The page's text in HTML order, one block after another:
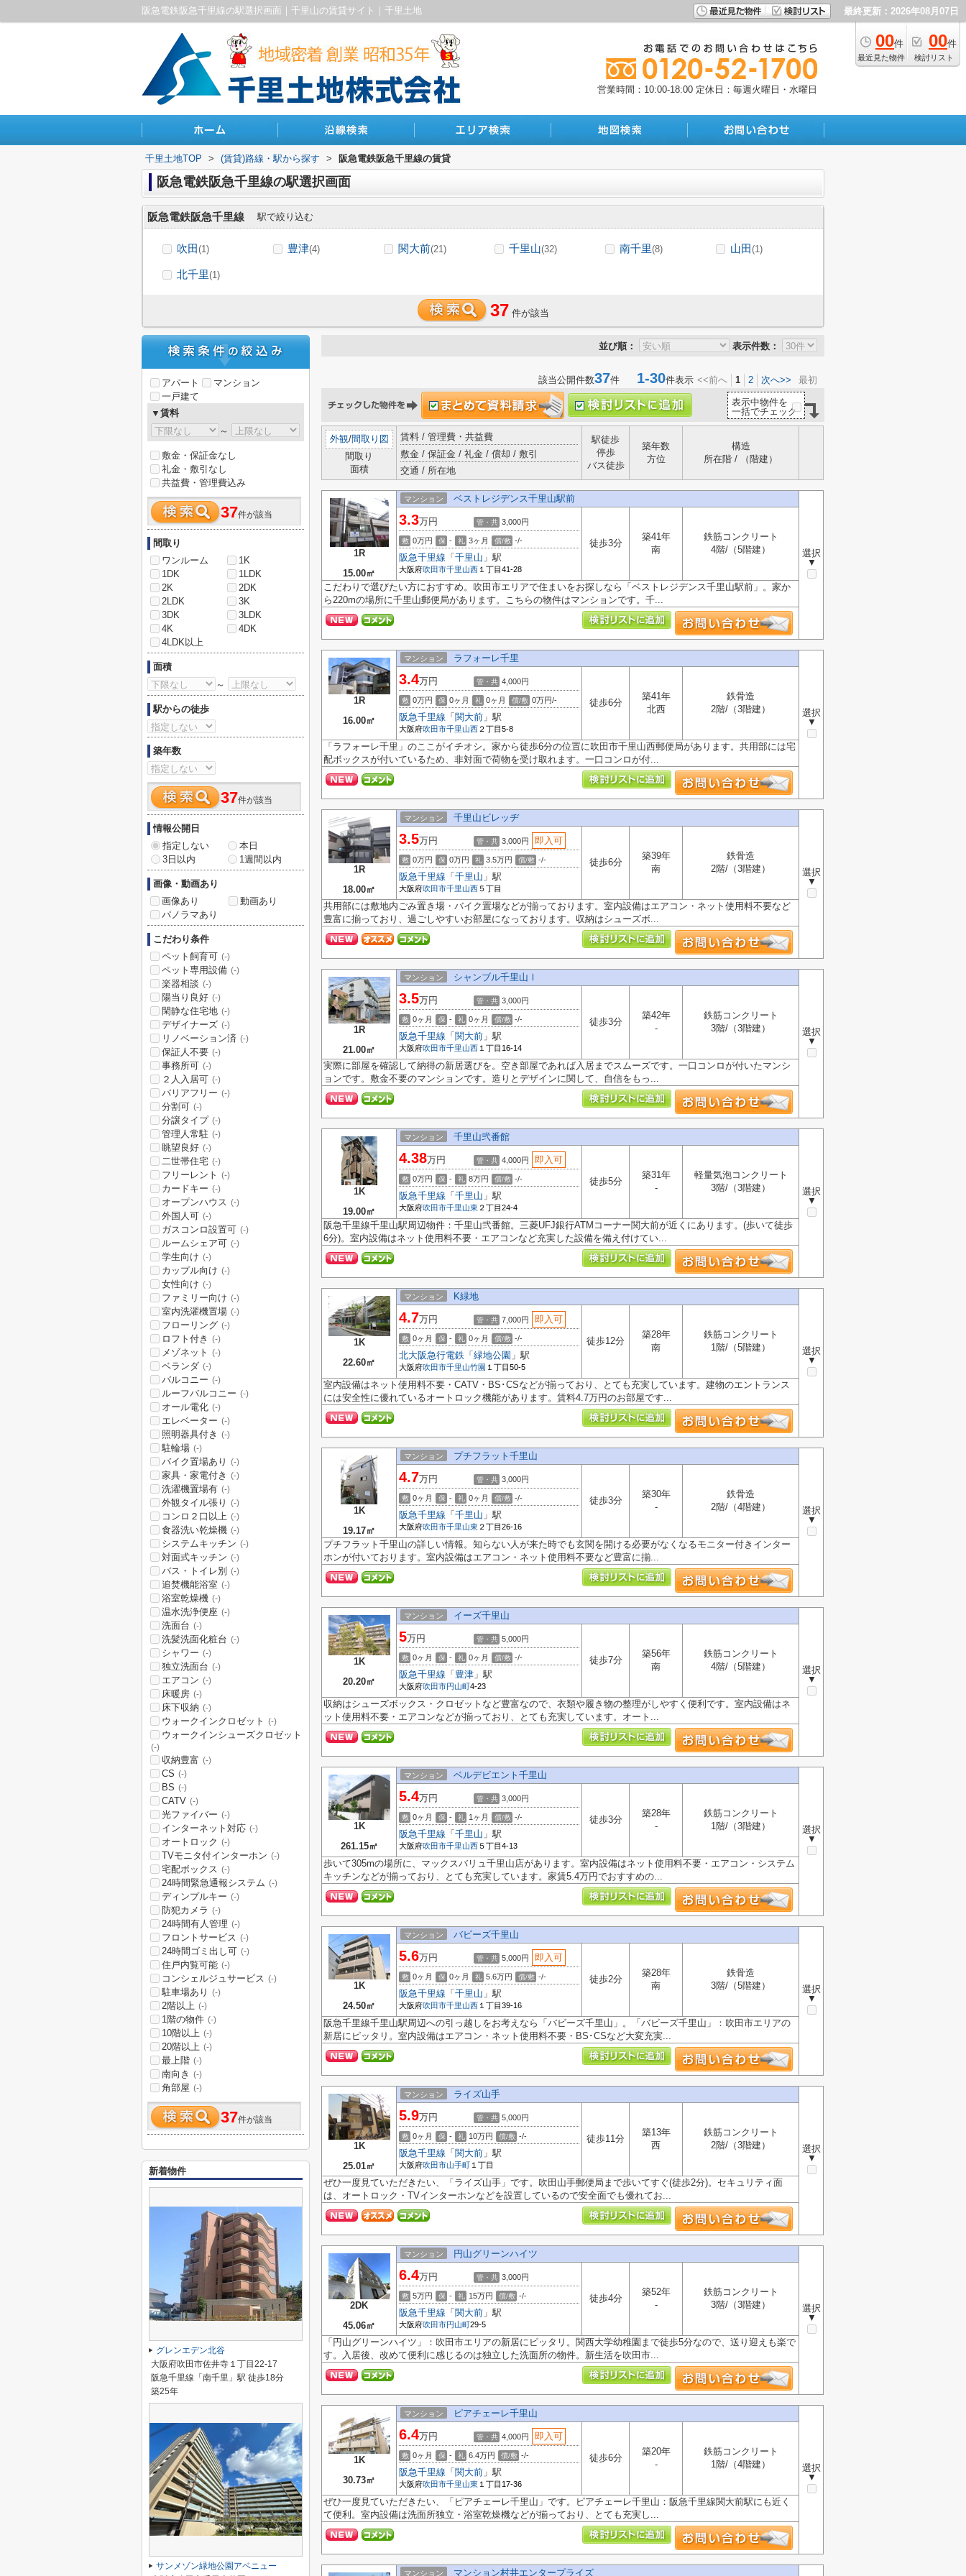
阪急電鉄阪急千里線の駅選択画面｜千里山の賃貸サイト｜千里土地 最終更新：2026年08月07日
00件
最近見た物件
00件
検討リスト
営業時間：10:00-18:00 定休日：毎週火曜日・水曜日
千里土地TOP > (賃貸)路線・駅から探す > 阪急電鉄阪急千里線の賃貸
阪急電鉄阪急千里線の駅選択画面
阪急電鉄阪急千里線 駅で絞り込む
吹田(1) 豊津(4) 関大前(21) 千里山(32) 南千里(8) 山田(1)
北千里(1)
37 件が該当
並び順： 表示件数：
該当公開件数37件 1-30件表示 <<前へ 1 2 次へ>> 最初
表示中物件を
一括でチェック
外観/間取り図
間取り
面積
賃料 / 管理費・共益費
敷金 / 保証金 / 礼金 / 償却 / 敷引
交通 / 所在地
駅徒歩
停歩
バス徒歩
築年数
方位
構造
所在階 / （階建）
1R
15.00㎡
マンション ベストレジデンス千里山駅前
選択
▼
3.3万円 管・共 3,000円
敷 0万円 保 - 礼 3ヶ月 償/敷 -/-
阪急千里線 「 千里山 」駅
大阪府吹田市千里山西 １丁目41-28
徒歩3分
築41年
南
鉄筋コンクリート
4階/（5階建）
こだわりで選びたい方におすすめ。吹田市エリアで住まいをお探しなら「ベストレジデンス千里山駅前」。家か
ら220mの場所に千里山郵便局があります。こちらの物件はマンションです。千...
1R
16.00㎡
マンション ラフォーレ千里
選択
▼
3.4万円 管・共 4,000円
敷 0万円 保 0ヶ月 礼 0ヶ月 償/敷 0万円/-
阪急千里線 「 関大前 」駅
大阪府吹田市千里山西 ２丁目5-8
徒歩6分
築41年
北西
鉄骨造
2階/（3階建）
「ラフォーレ千里」のここがイチオシ。家から徒歩6分の位置に吹田市千里山西郵便局があります。共用部には宅
配ボックスが付いているため、非対面で荷物を受け取れます。一口コンロが付...
1R
18.00㎡
マンション 千里山ビレッヂ
選択
▼
3.5万円 管・共 3,000円 即入可
敷 0万円 保 0万円 礼 3.5万円 償/敷 -/-
阪急千里線 「 千里山 」駅
大阪府吹田市千里山西 ５丁目
徒歩6分
築39年
南
鉄骨造
2階/（3階建）
共用部には敷地内ごみ置き場・バイク置場などが揃っております。室内設備はエアコン・ネット使用料不要など
豊富に揃っており、過ごしやすいお部屋になっております。収納はシューズボ...
1R
21.00㎡
マンション シャンブル千里山Ⅰ
選択
▼
3.5万円 管・共 3,000円
敷 0ヶ月 保 - 礼 0ヶ月 償/敷 -/-
阪急千里線 「 関大前 」駅
大阪府吹田市千里山西 １丁目16-14
徒歩3分
築42年
-
鉄筋コンクリート
3階/（3階建）
実際に部屋を確認して納得の新居選びを。空き部屋であれば入居までスムーズです。一口コンロが付いたマンシ
ョンです。敷金不要のマンションです。造りとデザインに関して、自信をもっ...
1K
19.00㎡
マンション 千里山弐番館
選択
▼
4.38万円 管・共 4,000円 即入可
敷 0万円 保 - 礼 8万円 償/敷 -/-
阪急千里線 「 千里山 」駅
大阪府吹田市千里山東 ２丁目24-4
徒歩5分
築31年
-
軽量気泡コンクリート
3階/（3階建）
阪急千里線千里山駅周辺物件：千里山弐番館。三菱UFJ銀行ATMコーナー関大前が近くにあります。(歩いて徒歩
6分)。室内設備はネット使用料不要・エアコンなど充実した設備を備え付けてい...
1K
22.60㎡
マンション K緑地
選択
▼
4.7万円 管・共 7,000円 即入可
敷 0ヶ月 保 - 礼 0ヶ月 償/敷 -/-
北大阪急行電鉄 「 緑地公園 」駅
大阪府吹田市千里山竹園 １丁目50-5
徒歩12分
築28年
南
鉄筋コンクリート
1階/（5階建）
室内設備はネット使用料不要・CATV・BS･CSなどが揃っており、とても充実しています。建物のエントランス
には安全性に優れているオートロック機能があります。賃料4.7万円のお部屋です...
1K
19.17㎡
マンション プチフラット千里山
選択
▼
4.7万円 管・共 3,000円
敷 0ヶ月 保 - 礼 0ヶ月 償/敷 -/-
阪急千里線 「 千里山 」駅
大阪府吹田市千里山東 ２丁目26-16
徒歩3分
築30年
-
鉄骨造
2階/（4階建）
プチフラット千里山の詳しい情報。知らない人が来た時でも玄関を開ける必要がなくなるモニター付きインター
ホンが付いております。室内設備はエアコン・ネット使用料不要など豊富に揃...
1K
20.20㎡
マンション イーズ千里山
選択
▼
5万円 管・共 5,000円
敷 0ヶ月 保 - 礼 0ヶ月 償/敷 -/-
阪急千里線 「 豊津 」駅
大阪府吹田市円山町4-23
徒歩7分
築56年
南
鉄筋コンクリート
4階/（5階建）
収納はシューズボックス・クロゼットなど豊富なので、衣類や履き物の整理がしやすく便利です。室内設備はネ
ット使用料不要・エアコンなどが揃っており、とても充実しています。オート...
1K
261.15㎡
マンション ベルデビエント千里山
選択
▼
5.4万円 管・共 3,000円
敷 0ヶ月 保 - 礼 1ヶ月 償/敷 -/-
阪急千里線 「 千里山 」駅
大阪府吹田市千里山西 ５丁目4-13
徒歩3分
築28年
-
鉄筋コンクリート
1階/（3階建）
歩いて305mの場所に、マックスバリュ千里山店があります。室内設備はネット使用料不要・エアコン・システム
キッチンなどが揃っており、とても充実しています。家賃5.4万円でおすすめの...
1K
24.50㎡
マンション バビーズ千里山
選択
▼
5.6万円 管・共 5,000円 即入可
敷 0ヶ月 保 0ヶ月 礼 5.6万円 償/敷 -/-
阪急千里線 「 千里山 」駅
大阪府吹田市千里山西 １丁目39-16
徒歩2分
築28年
南
鉄骨造
3階/（5階建）
阪急千里線千里山駅周辺への引っ越しをお考えなら「バビーズ千里山」。「バビーズ千里山」：吹田市エリアの
新居にピッタリ。室内設備はエアコン・ネット使用料不要・BS･CSなど大変充実...
1K
25.01㎡
マンション ライズ山手
選択
▼
5.9万円 管・共 5,000円
敷 0ヶ月 保 - 礼 10万円 償/敷 -/-
阪急千里線 「 関大前 」駅
大阪府吹田市山手町 １丁目
徒歩11分
築13年
西
鉄筋コンクリート
2階/（3階建）
ぜひ一度見ていただきたい、「ライズ山手」です。吹田山手郵便局まで歩いてすぐ(徒歩2分)。セキュリティ面
は、オートロック・TVインターホンなどを設置しているので安全面でも優れてお...
2DK
45.06㎡
マンション 円山グリーンハイツ
選択
▼
6.4万円 管・共 3,000円
敷 5万円 保 - 礼 15万円 償/敷 -/-
阪急千里線 「 関大前 」駅
大阪府吹田市円山町29-5
徒歩4分
築52年
-
鉄筋コンクリート
3階/（3階建）
「円山グリーンハイツ」：吹田市エリアの新居にピッタリ。関西大学幼稚園まで徒歩5分なので、送り迎えも楽で
す。入居後、改めて便利に感じるのは独立した洗面所の物件。新生活を吹田市...
1K
30.73㎡
マンション ピアチェーレ千里山
選択
▼
6.4万円 管・共 4,000円 即入可
敷 0ヶ月 保 - 礼 6.4万円 償/敷 -/-
阪急千里線 「 関大前 」駅
大阪府吹田市千里山東 １丁目17-36
徒歩6分
築20年
-
鉄筋コンクリート
1階/（4階建）
ぜひ一度見ていただきたい、「ピアチェーレ千里山」です。ピアチェーレ千里山：阪急千里線関大前駅にも近く
て便利。室内設備は洗面所独立・浴室乾燥機などが揃っており、とても充実し...
マンション マンション村井エンタープライズ
アパート
マンション
一戸建て
▼賃料
～
敷金・保証金なし
礼金・敷引なし
共益費・管理費込み
37件が該当
間取り
ワンルーム
1K
1DK
1LDK
2K
2DK
2LDK
3K
3DK
3LDK
4K
4DK
4LDK以上
面積
～
駅からの徒歩
築年数
37件が該当
情報公開日
指定しない
本日
3日以内
1週間以内
画像・動画あり
画像あり
動画あり
パノラマあり
こだわり条件
ペット飼育可 (-)
ペット専用設備 (-)
楽器相談 (-)
陽当り良好 (-)
閑静な住宅地 (-)
デザイナーズ (-)
リノベーション済 (-)
保証人不要 (-)
事務所可 (-)
２人入居可 (-)
バリアフリー (-)
分割可 (-)
分譲タイプ (-)
管理人常駐 (-)
眺望良好 (-)
二世帯住宅 (-)
フリーレント (-)
カードキー (-)
オープンハウス (-)
外国人可 (-)
ガスコンロ設置可 (-)
ルームシェア可 (-)
学生向け (-)
カップル向け (-)
女性向け (-)
ファミリー向け (-)
室内洗濯機置場 (-)
フローリング (-)
ロフト付き (-)
メゾネット (-)
ベランダ (-)
バルコニー (-)
ルーフバルコニー (-)
オール電化 (-)
エレベーター (-)
照明器具付き (-)
駐輪場 (-)
バイク置場あり (-)
家具・家電付き (-)
洗濯機置場有 (-)
外観タイル張り (-)
コンロ２口以上 (-)
食器洗い乾燥機 (-)
システムキッチン (-)
対面式キッチン (-)
バス・トイレ別 (-)
追焚機能浴室 (-)
浴室乾燥機 (-)
温水洗浄便座 (-)
洗面台 (-)
洗髪洗面化粧台 (-)
シャワー (-)
独立洗面台 (-)
エアコン (-)
床暖房 (-)
床下収納 (-)
ウォークインクロゼット (-)
ウォークインシューズクロゼット
(-)
収納豊富 (-)
CS (-)
BS (-)
CATV (-)
光ファイバー (-)
インターネット対応 (-)
オートロック (-)
TVモニタ付インターホン (-)
宅配ボックス (-)
24時間緊急通報システム (-)
ディンプルキー (-)
防犯カメラ (-)
24時間有人管理 (-)
フロントサービス (-)
24時間ゴミ出し可 (-)
住戸内覧可能 (-)
コンシェルジュサービス (-)
駐車場あり (-)
2階以上 (-)
1階の物件 (-)
10階以上 (-)
20階以上 (-)
最上階 (-)
南向き (-)
角部屋 (-)
37件が該当
新着物件
グレンエデン北谷
大阪府吹田市佐井寺１丁目22-17
阪急千里線「南千里」駅 徒歩18分
築25年
サンメゾン緑地公園アベニュー